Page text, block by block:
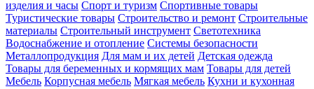
изделия и часы Спорт и туризм Спортивные товары
Туристические товары Строительство и ремонт Строительные
материалы Строительный инструмент Светотехника
Водоснабжение и отопление Системы безопасности
Металлопродукция Для мам и их детей Детская одежда
Товары для беременных и кормящих мам Товары для детей
Мебель Корпусная мебель Мягкая мебель Кухни и кухонная